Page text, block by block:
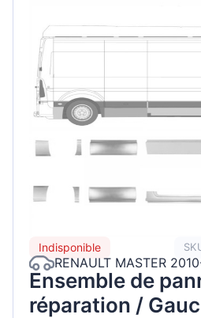
Indisponible
RENAULT MASTER
Ensemble de
réparation /